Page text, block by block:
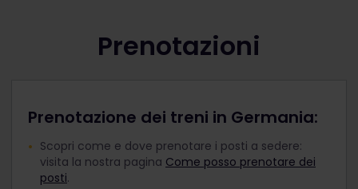
Prenotazioni
Prenotazione dei treni in Germania:
Scopri come e dove prenotare i posti a sedere:
visita la nostra pagina Come posso prenotare dei
posti.